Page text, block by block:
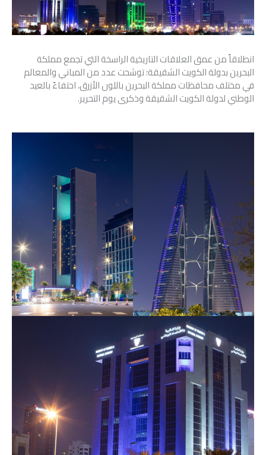
انطلاقاً من عمق العلاقات التاريخية الراسخة التي تجمع مملكة
البحرين بدولة الكويت الشقيقة؛ توشحت عدد من المباني والمعالم
في مختلف محافظات مملكة البحرين باللون الأزرق، احتفاءً بالعيد
الوطني لدولة الكويت الشقيقة وذكرى يوم التحرير.